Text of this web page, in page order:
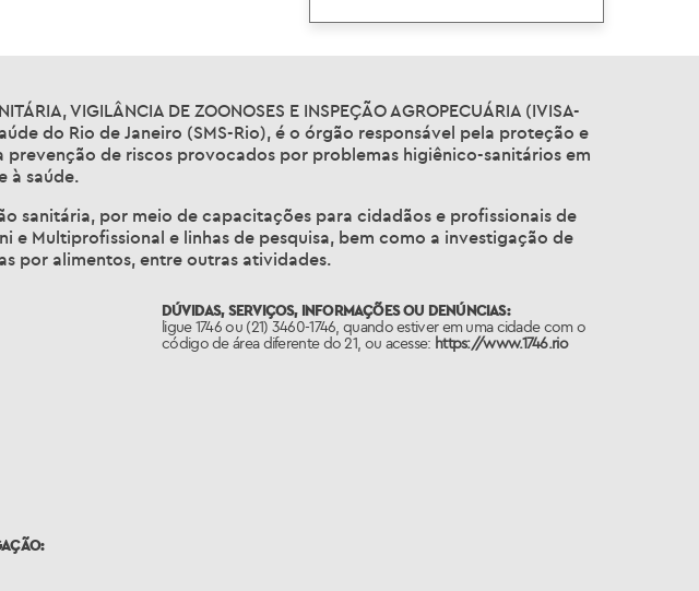
emagrecimento sem
VIGILÂNCIA DE ZOONOSES E INSPEÇÃO AGROPECUÁRIA (IVISA-
do Rio de Janeiro (SMS-Rio), é o órgão responsável pela proteção e
de riscos provocados por problemas higiênico-sanitários em
à saúde.
sanitária, por meio de capacitações para cidadãos e profissionais de
e Multiprofissional e linhas de pesquisa, bem como a investigação de
por alimentos, entre outras atividades.
DÚVIDAS, SERVIÇOS, INFORMAÇÕES OU DENÚNCIAS:
ligue 1746 ou (21) 3460-1746, quando estiver em uma cidade com o
código de área diferente do 21, ou acesse: https://www.1746.rio